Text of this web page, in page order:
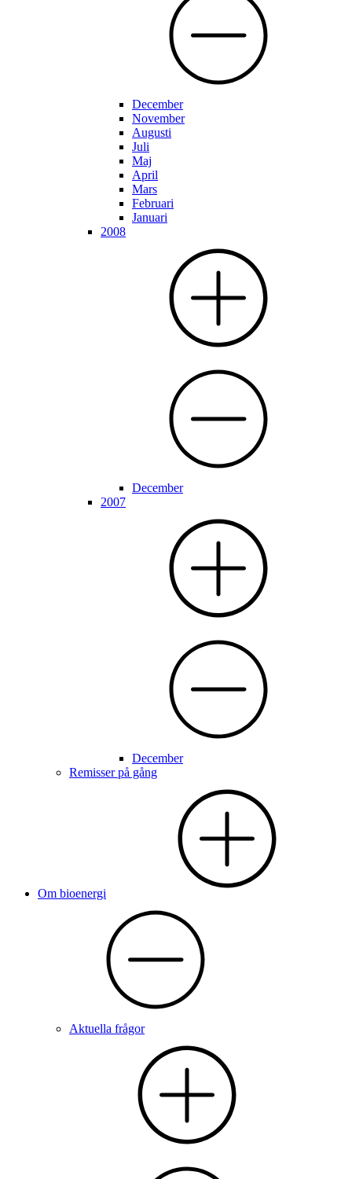
December
November
Augusti
Juli
Maj
April
Mars
Februari
Januari
2008
December
2007
December
Remisser på gång
Om bioenergi
Aktuella frågor